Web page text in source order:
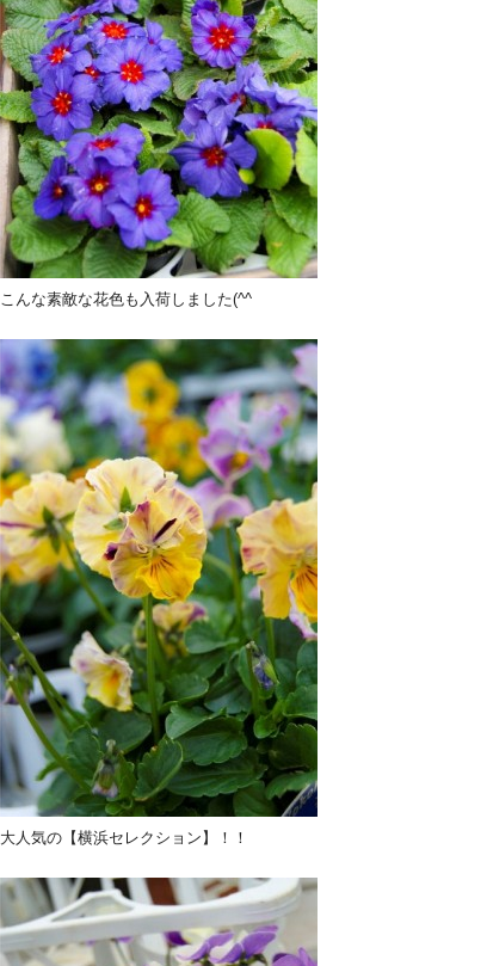
こんな素敵な花色も入荷しました(^^ゞ
大人気の【横浜セレクション】！！